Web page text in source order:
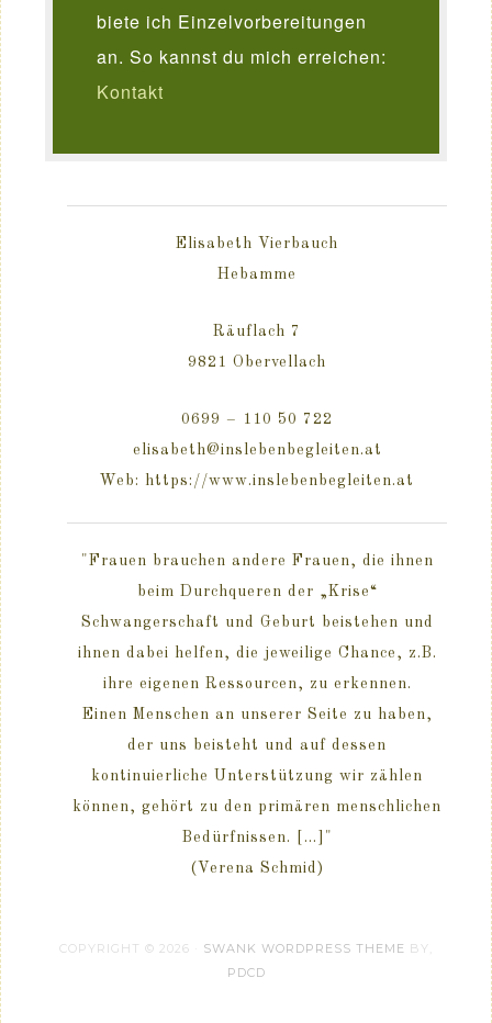
biete ich Einzelvorbereitungen
an. So kannst du mich erreichen:
Kontakt
Elisabeth Vierbauch
Hebamme
Räuflach 7
9821 Obervellach
0699 – 110 50 722
elisabeth@inslebenbegleiten.at
Web: https://www.inslebenbegleiten.at
"Frauen brauchen andere Frauen, die ihnen
beim Durchqueren der „Krise“
Schwangerschaft und Geburt beistehen und
ihnen dabei helfen, die jeweilige Chance, z.B.
ihre eigenen Ressourcen, zu erkennen.
Einen Menschen an unserer Seite zu haben,
der uns beisteht und auf dessen
kontinuierliche Unterstützung wir zählen
können, gehört zu den primären menschlichen
Bedürfnissen. [...]"
(Verena Schmid)
COPYRIGHT © 2026 · SWANK WORDPRESS THEME BY,
PDCD